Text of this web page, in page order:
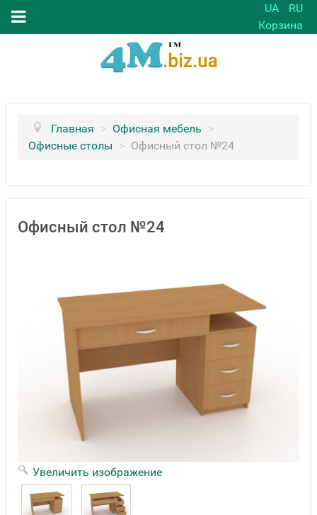
UA
RU
Корзина
Главная > Офисная мебель >
Офисные столы > Офисный стол №24
Офисный стол №24
Увеличить изображение